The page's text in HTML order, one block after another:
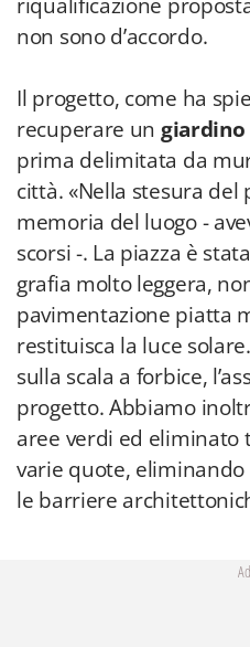
non sono d’accordo.
Il progetto, come ha
recuperare un giardino
prima delimitata da
città. «Nella stesura del
memoria del luogo -
scorsi -. La piazza è
grafia molto leggera,
pavimentazione piatta
restituisca la luce
sulla scala a forbice,
progetto. Abbiamo
aree verdi ed eliminato
varie quote,
le barriere